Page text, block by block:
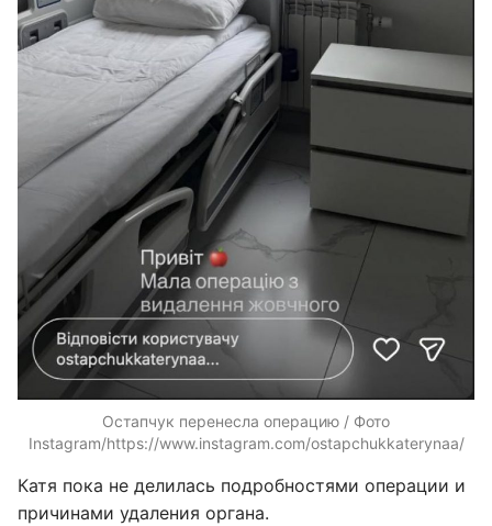
Остапчук перенесла операцию / Фото
Instagram/https://www.instagram.com/ostapchukkaterynaa/
Катя пока не делилась подробностями операции и
причинами удаления органа.